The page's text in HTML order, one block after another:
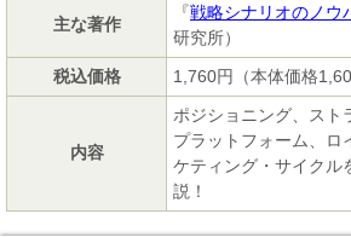
主な著作
『戦略シナリオのノウ
研究所）
税込価格
1,760円（本体価格
内容
ポジショニング、スト
プラットフォーム、ロ
ケティング・サイクル
説！